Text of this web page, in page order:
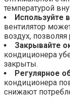
температурой
Используйте
вентилятор
воздух,
Закрывайте
кондиционера
закрыты.
Регулярное
кондиционера
снижают